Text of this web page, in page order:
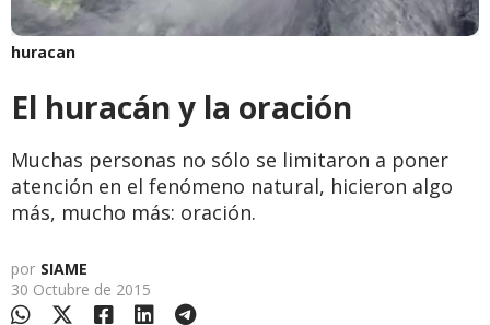
huracan
El huracán y la oración
Muchas personas no sólo se limitaron a poner
atención en el fenómeno natural, hicieron algo
más, mucho más: oración.
por SIAME
30 Octubre de 2015